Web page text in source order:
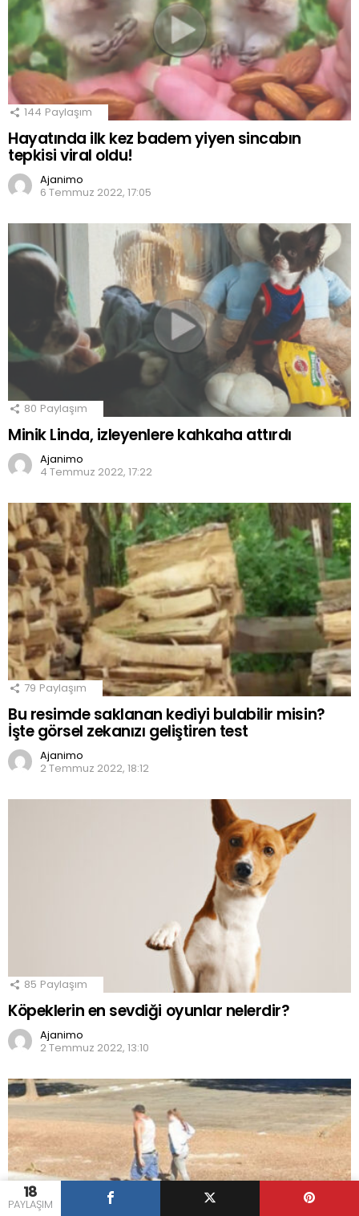
18
PAYLAŞIM
144 Paylaşım
Hayatında ilk kez badem yiyen sincabın
tepkisi viral oldu!
Ajanimo
6 Temmuz 2022, 17:05
80 Paylaşım
Minik Linda, izleyenlere kahkaha attırdı
Ajanimo
4 Temmuz 2022, 17:22
79 Paylaşım
Bu resimde saklanan kediyi bulabilir misin?
İşte görsel zekanızı geliştiren test
Ajanimo
2 Temmuz 2022, 18:12
85 Paylaşım
Köpeklerin en sevdiği oyunlar nelerdir?
Ajanimo
2 Temmuz 2022, 13:10